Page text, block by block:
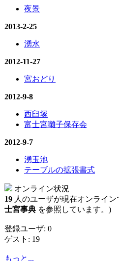
夜景
2013-2-25
湧水
2012-11-27
宮おどり
2012-9-8
西臼塚
富士宮囃子保存会
2012-9-7
湧玉池
テーブルの拡張書式
オンライン状況
19 人のユーザが現在オンライン
士宮事典 を参照しています。)
登録ユーザ: 0
ゲスト: 19
もっと...